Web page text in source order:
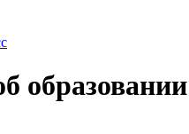
образовании